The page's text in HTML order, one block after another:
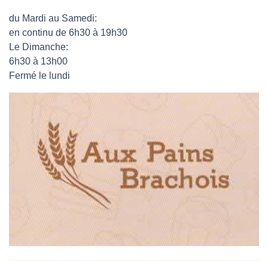
du Mardi au Samedi:
en continu de 6h30 à 19h30
Le Dimanche:
6h30 à 13h00
Fermé le lundi